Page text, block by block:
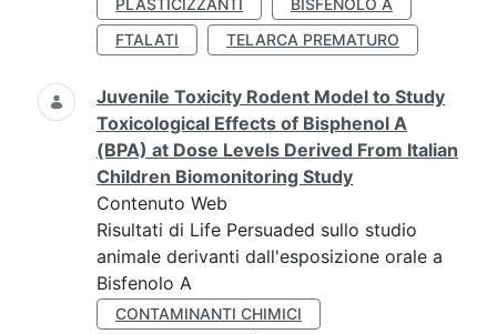
PLASTICIZZANTI
BISFENOLO A
FTALATI
TELARCA PREMATURO
Juvenile Toxicity Rodent Model to Study
Toxicological Effects of Bisphenol A
(BPA) at Dose Levels Derived From Italian
Children Biomonitoring Study
Contenuto Web
Risultati di Life Persuaded sullo studio
animale derivanti dall'esposizione orale a
Bisfenolo A
CONTAMINANTI CHIMICI